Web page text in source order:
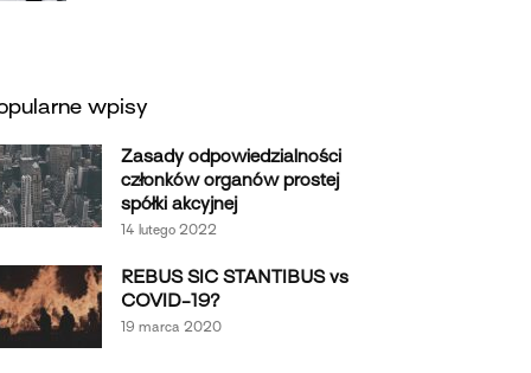
wpisy
Zasady odpowiedzialności
członków organów prostej
spółki akcyjnej
14 lutego 2022
REBUS SIC STANTIBUS vs
COVID-19?
19 marca 2020